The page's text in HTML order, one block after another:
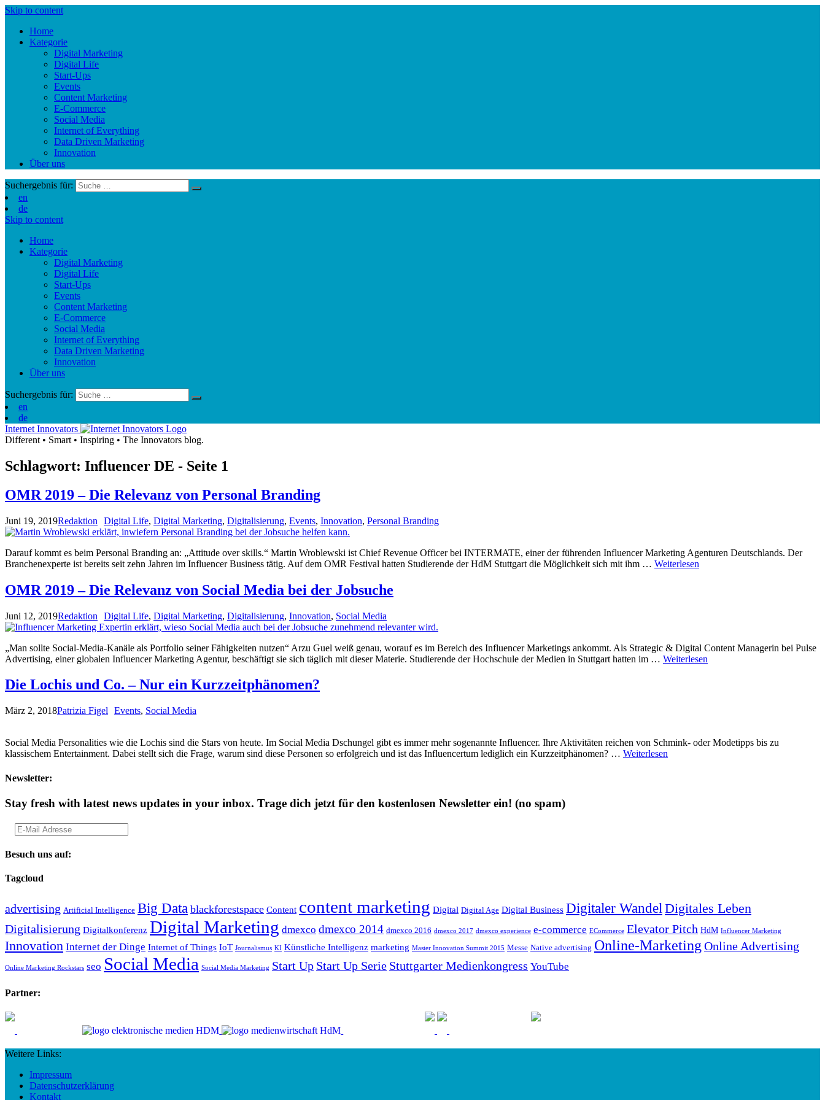
Skip to content
Home
Kategorie
Digital Marketing
Digital Life
Start-Ups
Events
Content Marketing
E-Commerce
Social Media
Internet of Everything
Data Driven Marketing
Innovation
Über uns
Suchergebnis für:
en
de
Skip to content
Home
Kategorie
Digital Marketing
Digital Life
Start-Ups
Events
Content Marketing
E-Commerce
Social Media
Internet of Everything
Data Driven Marketing
Innovation
Über uns
Suchergebnis für:
en
de
Internet Innovators
Different • Smart • Inspiring • The Innovators blog.
Schlagwort: Influencer DE - Seite 1
OMR 2019 – Die Relevanz von Personal Branding
Juni 19, 2019Redaktion Digital Life, Digital Marketing, Digitalisierung, Events, Innovation, Personal Branding
Darauf kommt es beim Personal Branding an: „Attitude over skills.“ Martin Wroblewski ist Chief Revenue Officer bei INTERMATE, einer der führenden Influencer Marketing Agenturen Deutschlands. Der
Branchenexperte ist bereits seit zehn Jahren im Influencer Business tätig. Auf dem OMR Festival hatten Studierende der HdM Stuttgart die Möglichkeit sich mit ihm … Weiterlesen
OMR 2019 – Die Relevanz von Social Media bei der Jobsuche
Juni 12, 2019Redaktion Digital Life, Digital Marketing, Digitalisierung, Innovation, Social Media
„Man sollte Social-Media-Kanäle als Portfolio seiner Fähigkeiten nutzen“ Arzu Guel weiß genau, worauf es im Bereich des Influencer Marketings ankommt. Als Strategic & Digital Content Managerin bei Pulse
Advertising, einer globalen Influencer Marketing Agentur, beschäftigt sie sich täglich mit dieser Materie. Studierende der Hochschule der Medien in Stuttgart hatten im … Weiterlesen
Die Lochis und Co. – Nur ein Kurzzeitphänomen?
März 2, 2018Patrizia Figel Events, Social Media
Social Media Personalities wie die Lochis sind die Stars von heute. Im Social Media Dschungel gibt es immer mehr sogenannte Influencer. Ihre Aktivitäten reichen von Schmink- oder Modetipps bis zu
klassischem Entertainment. Dabei stellt sich die Frage, warum sind diese Personen so erfolgreich und ist das Influencertum lediglich ein Kurzzeitphänomen? … Weiterlesen
Newsletter:
Stay fresh with latest news updates in your inbox. Trage dich jetzt für den kostenlosen Newsletter ein! (no spam)
Besuch uns auf:
Tagcloud
advertising Artificial Intelligence Big Data blackforestspace Content content marketing Digital Digital Age Digital Business Digitaler WandelDigitales Leben
Digitalisierung Digitalkonferenz Digital Marketing dmexco dmexco 2014 dmexco 2016 dmexco 2017 dmexco experience e-commerce ECommerce Elevator Pitch HdM Influencer Marketing
Innovation Internet der Dinge Internet of Things IoT Journalismus KI Künstliche Intelligenz marketing Master Innovation Summit 2015 Messe Native advertising Online-MarketingOnline Advertising
Online Marketing Rockstars seo Social Media Social Media Marketing Start Up Start Up Serie Stuttgarter Medienkongress YouTube
Partner:
Weitere Links:
Impressum
Datenschutzerklärung
Kontakt